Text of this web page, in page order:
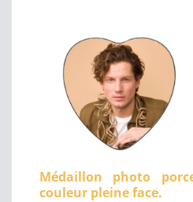
Médaillon photo
couleur pleine face.